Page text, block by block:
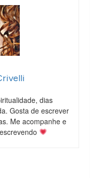
dias
Gosta de escrever
Me acompanhe e